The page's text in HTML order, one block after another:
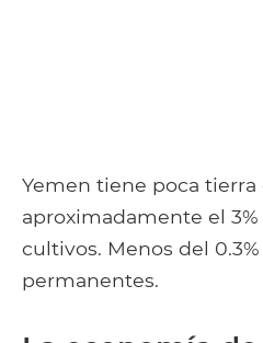
Yemen tiene poca
aproximadamente el
cultivos. Menos del
permanentes.